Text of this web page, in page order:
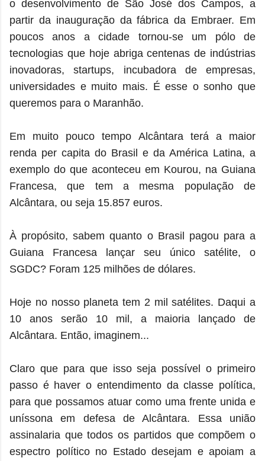
o desenvolvimento de São José dos Campos, a
partir da inauguração da fábrica da Embraer. Em
poucos anos a cidade tornou-se um pólo de
tecnologias que hoje abriga centenas de indústrias
inovadoras, startups, incubadora de empresas,
universidades e muito mais. É esse o sonho que
queremos para o Maranhão.
Em muito pouco tempo Alcântara terá a maior
renda per capita do Brasil e da América Latina, a
exemplo do que aconteceu em Kourou, na Guiana
Francesa, que tem a mesma população de
Alcântara, ou seja 15.857 euros.
À propósito, sabem quanto o Brasil pagou para a
Guiana Francesa lançar seu único satélite, o
SGDC? Foram 125 milhões de dólares.
Hoje no nosso planeta tem 2 mil satélites. Daqui a
10 anos serão 10 mil, a maioria lançado de
Alcântara. Então, imaginem...
Claro que para que isso seja possível o primeiro
passo é haver o entendimento da classe política,
para que possamos atuar como uma frente unida e
uníssona em defesa de Alcântara. Essa união
assinalaria que todos os partidos que compõem o
espectro político no Estado desejam e apoiam a